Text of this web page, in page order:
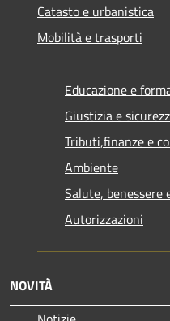
Catasto e urbanistica
Mobilità e trasporti
Educazione e
Giustizia e
Tributi,finanze e
Ambiente
Salute, benessere
Autorizzazioni
NOVITÀ